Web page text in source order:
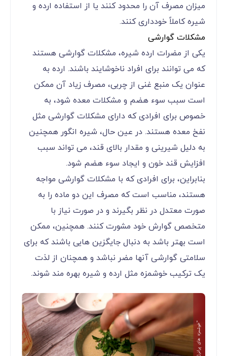
میزان مصرف آن را محدود کنند یا از استفاده ارده و
شیره کاملاً خودداری کنند.
مشکلات گوارشی
یکی از مضرات ارده شیره، مشکلات گوارشی هستند
که می ‌توانند برای افراد ناخوشایند باشند. ارده به
عنوان یک منبع غنی از چربی، مصرف زیاد آن ممکن
است سبب سوء هضم و مشکلات معده شود، به
خصوص برای افرادی که دارای مشکلات گوارشی مثل
نفخ معده هستند. در عین حال، شیره انگور همچنین
به دلیل شیرینی و مقدار بالای قند، می ‌تواند سبب
افزایش قند خون و ایجاد سوء هضم شود.
بنابراین، برای افرادی که با مشکلات گوارشی مواجه
هستند، مناسب است که مصرف این دو ماده را به‌
صورت معتدل در نظر بگیرند و در صورت نیاز با
متخصص گوارش خود مشورت کنند. همچنین، ممکن
است بهتر باشد به دنبال جایگزین ‌هایی باشند که برای
سلامتی گوارشی آنها مضر نباشد و همچنان از لذت
یک ترکیب خوشمزه مثل ارده و شیره بهره‌ مند شوند.